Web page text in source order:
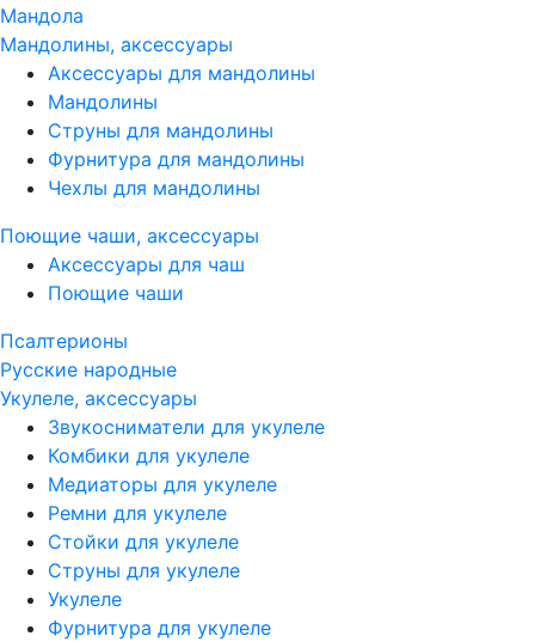
Мандола
Мандолины, аксессуары
Аксессуары для мандолины
Мандолины
Струны для мандолины
Фурнитура для мандолины
Чехлы для мандолины
Поющие чаши, аксессуары
Аксессуары для чаш
Поющие чаши
Псалтерионы
Русские народные
Укулеле, аксессуары
Звукосниматели для укулеле
Комбики для укулеле
Медиаторы для укулеле
Ремни для укулеле
Стойки для укулеле
Струны для укулеле
Укулеле
Фурнитура для укулеле